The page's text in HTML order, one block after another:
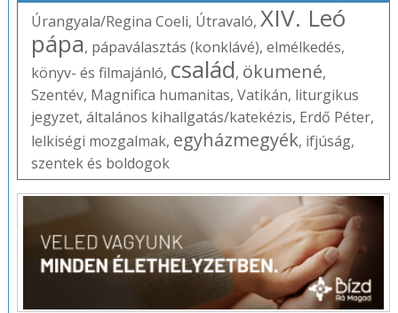
Úrangyala/Regina Coeli, Útravaló, XIV. Leó
pápa, pápaválasztás (konklávé), elmélkedés,
könyv- és filmajánló, család, ökumené,
Szentév, Magnifica humanitas, Vatikán, liturgikus
jegyzet, általános kihallgatás/katekézis, Erdő Péter,
lelkiségi mozgalmak, egyházmegyék, ifjúság,
szentek és boldogok